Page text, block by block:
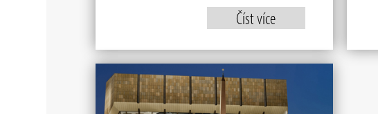
Číst více